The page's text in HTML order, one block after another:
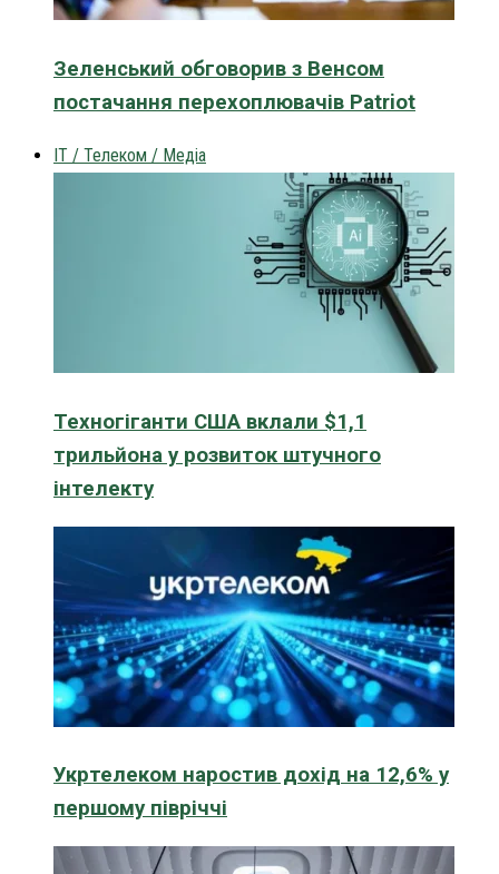
Зеленський обговорив з Венсом
постачання перехоплювачів Patriot
IT / Телеком / Медіа
Техногіганти США вклали $1,1
трильйона у розвиток штучного
інтелекту
Укртелеком наростив дохід на 12,6% у
першому півріччі